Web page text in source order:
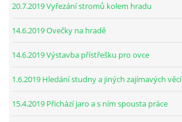
20.7.2019 Vyřezání stromů kolem hradu
14.6.2019 Ovečky na hradě
14.6.2019 Výstavba přístřešku pro ovce
1.6.2019 Hledání studny a jiných zajímavých věcí
15.4.2019 Přichází jaro a s ním spousta práce